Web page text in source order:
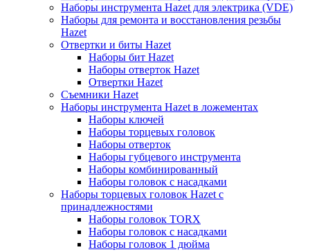
Наборы инструмента Hazet для электрика (VDE)
Наборы для ремонта и восстановления резьбы
Hazet
Отвертки и биты Hazet
Наборы бит Hazet
Наборы отверток Hazet
Отвертки Hazet
Съемники Hazet
Наборы инструмента Hazet в ложементах
Наборы ключей
Наборы торцевых головок
Наборы отверток
Наборы губцевого инструмента
Наборы комбинированный
Наборы головок с насадками
Наборы торцевых головок Hazet с
принадлежностями
Наборы головок TORX
Наборы головок с насадками
Наборы головок 1 дюйма